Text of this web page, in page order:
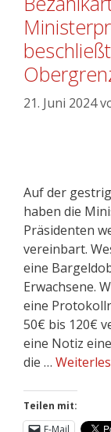
21. Juni 2024
Auf der
haben die
Präsidenten
vereinbart.
eine
Erwachsene.
eine
50€ bis 120€
eine Notiz
die …
Teilen mit:
E-Mail